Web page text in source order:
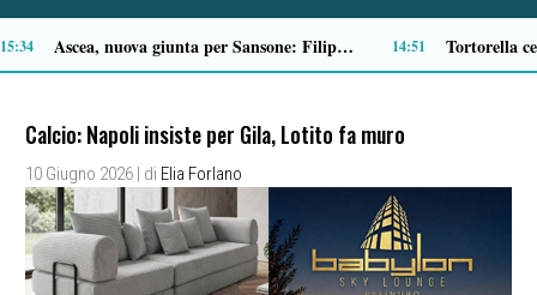
Microcemento, tutto quello che c’è da sapere prima di sceglierlo 13:22
Calcio: Napoli insiste per Gila, Lotito fa muro
10 Giugno 2026 | di Elia Forlano